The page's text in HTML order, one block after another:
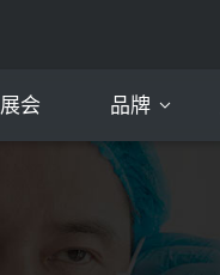
展会 品牌
亲舒氏
小仙黛